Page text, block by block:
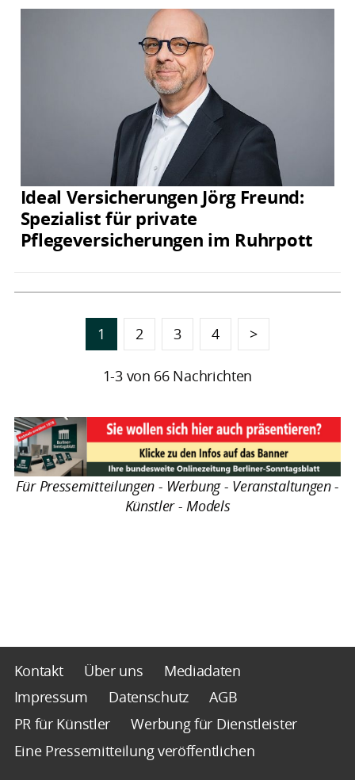
Ideal Versicherungen Jörg Freund:
Spezialist für private
Pflegeversicherungen im Ruhrpott
1 2 3 4 >
1-3 von 66 Nachrichten
Für Pressemitteilungen - Werbung - Veranstaltungen -
Künstler - Models
Kontakt Über uns
Mediadaten
Impressum
Datenschutz
AGB
PR für Künstler
Werbung für Dienstleister
Eine Pressemitteilung veröffentlichen